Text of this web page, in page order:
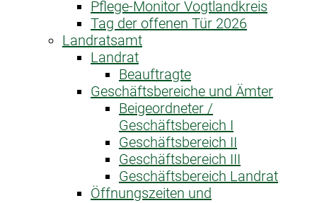
Pflege-Monitor Vogtlandkreis
Tag der offenen Tür 2026
Landratsamt
Landrat
Beauftragte
Geschäftsbereiche und Ämter
Beigeordneter /
Geschäftsbereich I
Geschäftsbereich II
Geschäftsbereich III
Geschäftsbereich Landrat
Öffnungszeiten und